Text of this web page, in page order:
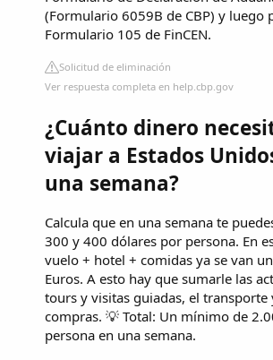
(Formulario 6059B de CBP) y luego
Formulario 105 de FinCEN.
Solicitud de eliminación
Ver respuesta completa en help.cbp.gov
¿Cuánto dinero
viajar a Estados
una semana?
Calcula que en una semana te
300 y 400 dólares por persona. En
vuelo + hotel + comidas ya se van
Euros. A esto hay que sumarle las
tours y visitas guiadas, el transporte
compras. 💡 Total: Un mínimo de
persona en una semana.